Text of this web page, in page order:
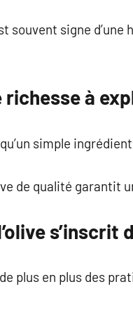
souvent signe
richesse à
simple
de qualité
plus en plus des